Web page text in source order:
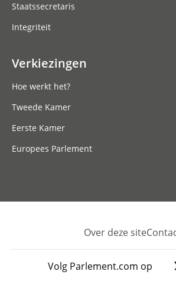
Staatssecretaris
Integriteit
Verkiezingen
Hoe werkt het?
Tweede Kamer
Eerste Kamer
Europees Parlement
Footer
Over deze site
Volg Parlement.com op